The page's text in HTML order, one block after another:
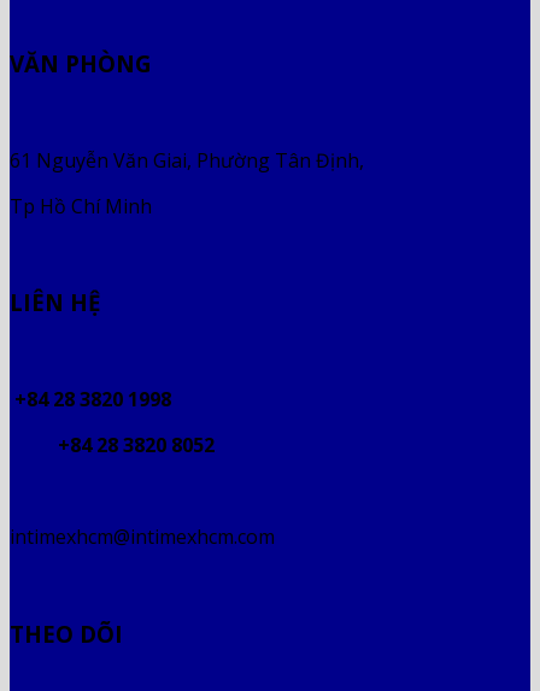
VĂN PHÒNG
61 Nguyễn Văn Giai, Phường Tân Định,
Tp Hồ Chí Minh
LIÊN HỆ
+84 28 3820 1998
+84 28 3820 8052
intimexhcm@intimexhcm.com
THEO DÕI